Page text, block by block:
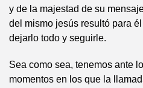
y de la majestad de su
del mismo jesús resultó para
dejarlo todo y seguirle.
Sea como sea, tenemos ante
momentos en los que la